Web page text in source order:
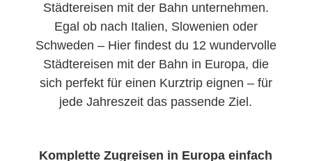
Städtereisen mit der Bahn unternehmen.
Egal ob nach Italien, Slowenien oder
Schweden – Hier findest du 12 wundervolle
Städtereisen mit der Bahn in Europa, die
sich perfekt für einen Kurztrip eignen – für
jede Jahreszeit das passende Ziel.
Komplette Zugreisen in Europa einfach